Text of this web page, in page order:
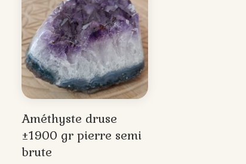
Améthyste druse
±1900 gr pierre semi
brute